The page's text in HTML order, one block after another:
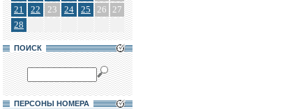
21
22 23 24 25 26 27
28
ПОИСК
ПЕРСОНЫ НОМЕРА